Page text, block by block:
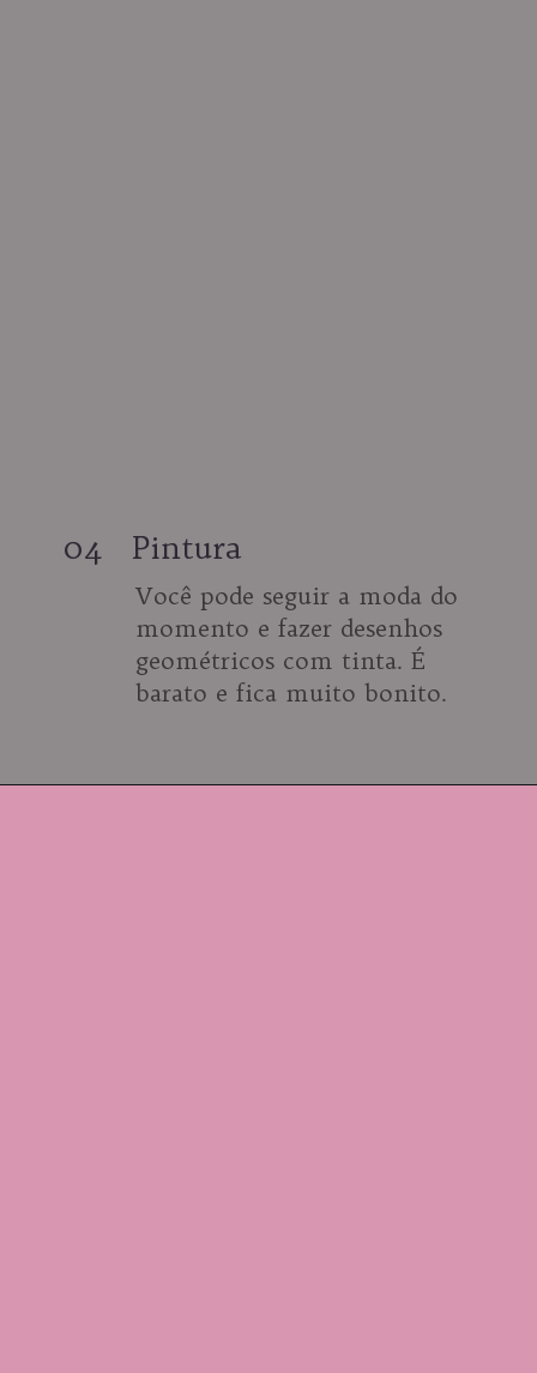
Pintura
04
Você pode seguir a moda do
momento e fazer desenhos
geométricos com tinta. É
barato e fica muito bonito.